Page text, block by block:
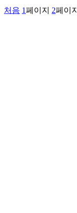
처음 1페이지 2페이지